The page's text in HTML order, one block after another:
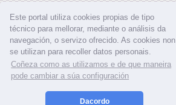
Este portal utiliza cookies propias de tipo
técnico para mellorar, mediante o análisis da
navegación, o servizo ofrecido. As cookies non
se utilizan para recoller datos personais.
Coñeza como as utilizamos e de que maneira
pode cambiar a súa configuración
Dacordo